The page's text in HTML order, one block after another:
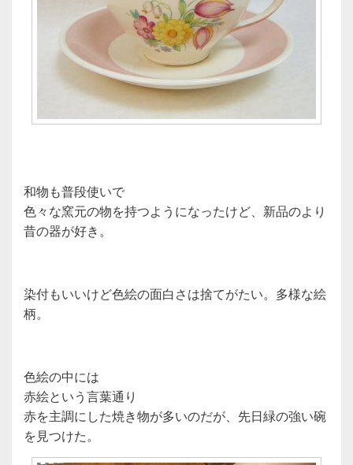
和物も普段使いで
色々な窯元の物を持つようになったけど、新品のより
昔の器が好き。
染付もいいけど色絵の面白さは捨てがたい。多様な絵
柄。
色絵の中には
赤絵という言葉通り
赤を主調にした焼き物が多いのだが、先日緑の強い碗
を見つけた。